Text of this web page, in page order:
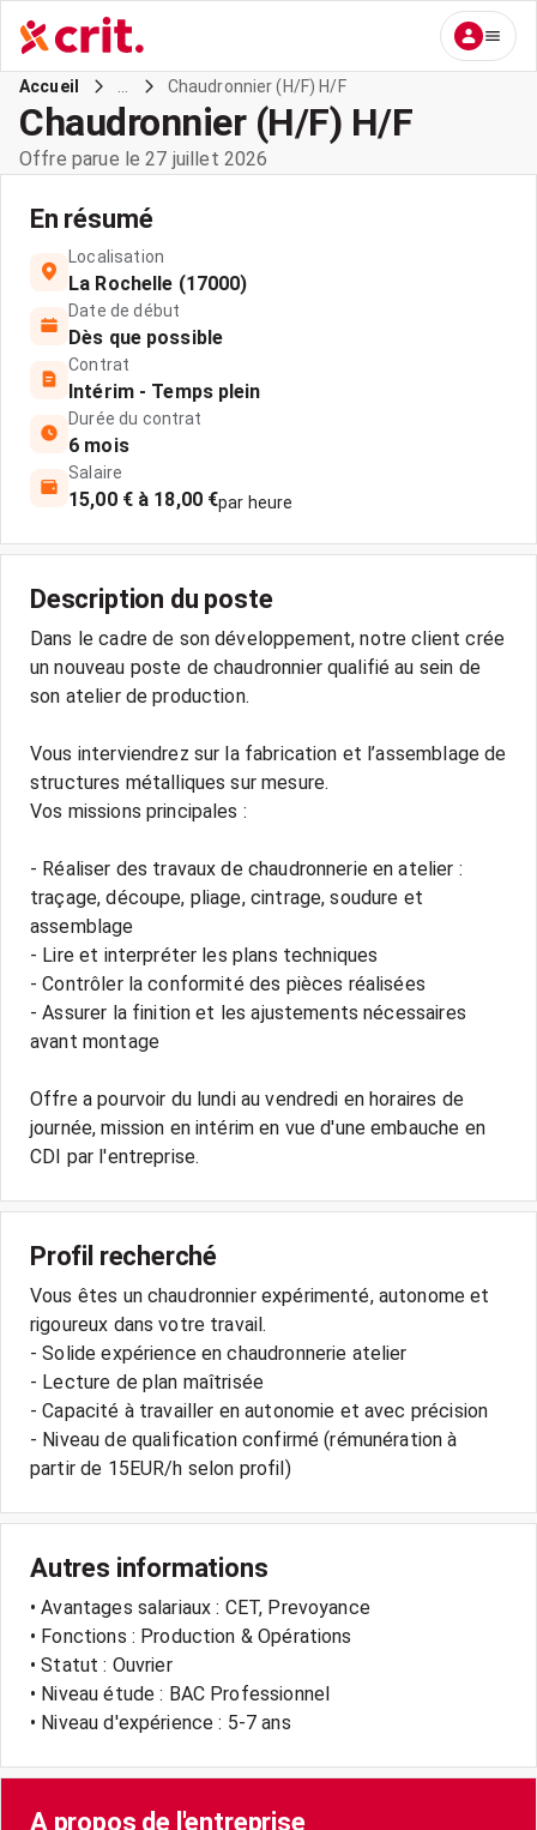
Accueil Chaudronnier (H/F) H/F
Chaudronnier (H/F) H/F
Offre parue le 27 juillet 2026
En résumé
Localisation
La Rochelle (17000)
Date de début
Dès que possible
Contrat
Intérim - Temps plein
Durée du contrat
6 mois
Salaire
15,00 € à 18,00 €par heure
Description du poste
Dans le cadre de son développement, notre client crée
un nouveau poste de chaudronnier qualifié au sein de
son atelier de production.
Vous interviendrez sur la fabrication et l’assemblage de
structures métalliques sur mesure.
Vos missions principales :
- Réaliser des travaux de chaudronnerie en atelier :
traçage, découpe, pliage, cintrage, soudure et
assemblage
- Lire et interpréter les plans techniques
- Contrôler la conformité des pièces réalisées
- Assurer la finition et les ajustements nécessaires
avant montage
Offre a pourvoir du lundi au vendredi en horaires de
journée, mission en intérim en vue d'une embauche en
CDI par l'entreprise.
Profil recherché
Vous êtes un chaudronnier expérimenté, autonome et
rigoureux dans votre travail.
- Solide expérience en chaudronnerie atelier
- Lecture de plan maîtrisée
- Capacité à travailler en autonomie et avec précision
- Niveau de qualification confirmé (rémunération à
partir de 15EUR/h selon profil)
Autres informations
• Avantages salariaux : CET, Prevoyance
• Fonctions : Production & Opérations
• Statut : Ouvrier
• Niveau étude : BAC Professionnel
• Niveau d'expérience : 5-7 ans
A propos de l'entreprise